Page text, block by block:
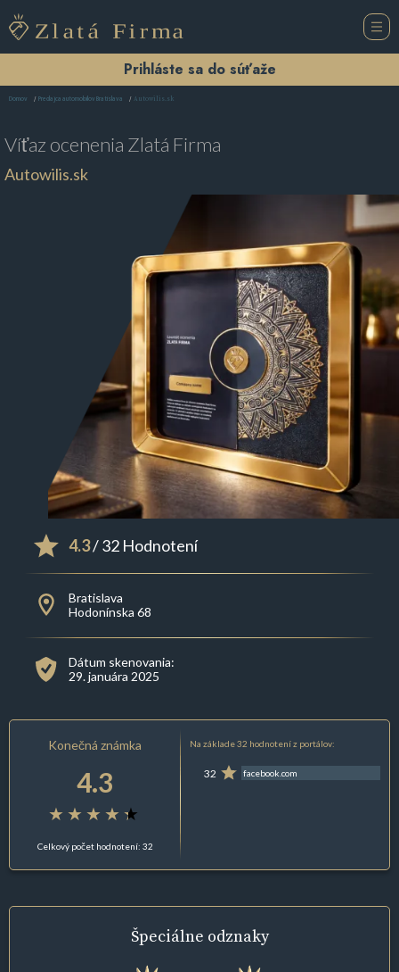
Prihláste sa do súťaže
Domov Predajca automobilov Bratislava Autowilis.sk
Víťaz ocenenia Zlatá Firma
Autowilis.sk
4.3/ 32 Hodnotení
Bratislava
Hodonínska 68
Dátum skenovania:
29. januára 2025
Konečná známka
4.3
Celkový počet hodnotení: 32
Na základe 32 hodnotení z portálov:
32 facebook.com
Špeciálne odznaky